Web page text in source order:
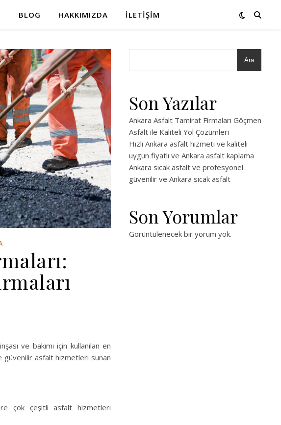
BLOG HAKKIMIZDA İLETIŞIM
ve bakımı için kullanılan en
güvenilir asfalt hizmetleri sunan
çok çeşitli asfalt hizmetleri
Ara
Son Yazılar
Ankara Asfalt Tamirat Firmaları Göçmen
Asfalt ile Kaliteli Yol Çözümleri
Hızlı Ankara asfalt hizmeti ve kaliteli
uygun fiyatlı ve Ankara asfalt kaplama
Ankara sıcak asfalt ve profesyonel
güvenilir ve Ankara sıcak asfalt
Son Yorumlar
Görüntülenecek bir yorum yok.